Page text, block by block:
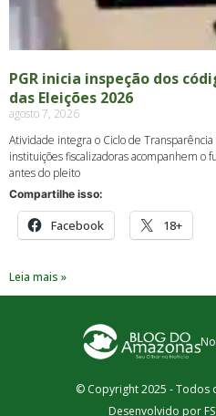
PGR inicia inspeção dos
das Eleições 2026
agosto 7, 2026
Atividade integra o Ciclo de
instituições fiscalizadoras acompanhem o
antes do pleito
Compartilhe isso:
Facebook 18+
Leia mais »
© Copyright 2025 - Todos
Desenvolvido por